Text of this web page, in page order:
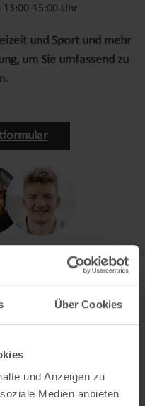
Über Cookies
und Anzeigen zu
Medien anbieten
13:00-15:00 Uhr
und Sport und mehr
um Sie umfassend zu